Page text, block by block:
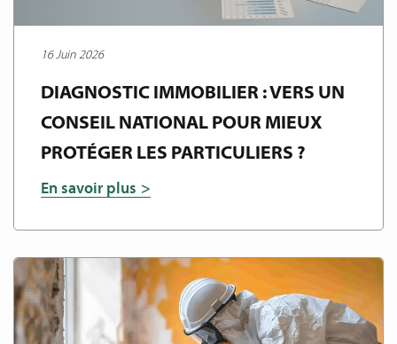
16 Juin 2026
DIAGNOSTIC IMMOBILIER : VERS UN
CONSEIL NATIONAL POUR MIEUX
PROTÉGER LES PARTICULIERS ?
En savoir plus